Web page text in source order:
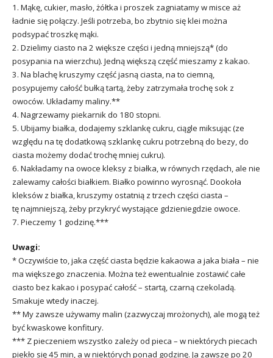
1. Mąkę, cukier, masło, żółtka i proszek zagniatamy w misce aż
ładnie się połączy. Jeśli potrzeba, bo zbytnio się klei można
podsypać troszkę mąki.
2. Dzielimy ciasto na 2 większe części i jedną mniejszą* (do
posypania na wierzchu). Jedną większą część mieszamy z kakao.
3. Na blachę kruszymy część jasną ciasta, na to ciemną,
posypujemy całość bułką tartą, żeby zatrzymała trochę sok z
owoców. Układamy maliny.**
4. Nagrzewamy piekarnik do 180 stopni.
5. Ubijamy białka, dodajemy szklankę cukru, ciągle miksując (ze
względu na tę dodatkową szklankę cukru potrzebną do bezy, do
ciasta możemy dodać trochę mniej cukru).
6. Nakładamy na owoce kleksy z białka, w równych rzędach, ale nie
zalewamy całości białkiem. Białko powinno wyrosnąć. Dookoła
kleksów z białka, kruszymy ostatnią z trzech części ciasta –
tę najmniejszą, żeby przykryć wystające gdzieniegdzie owoce.
7. Pieczemy 1 godzinę.***
Uwagi:
* Oczywiście to, jaka część ciasta będzie kakaowa a jaka biała – nie
ma większego znaczenia. Można też ewentualnie zostawić całe
ciasto bez kakao i posypać całość – startą, czarną czekoladą.
Smakuje wtedy inaczej.
** My zawsze używamy malin (zazwyczaj mrożonych), ale mogą też
być kwaskowe konfitury.
*** Z pieczeniem wszystko zależy od pieca – w niektórych piecach
piekło się 45 min, a w niektórych ponad godzinę. Ja zawsze po 20